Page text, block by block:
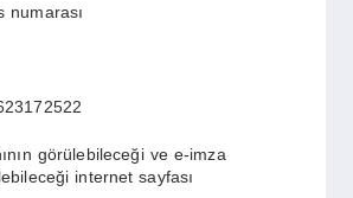
numarası
görülebileceği ve e-imza
internet sayfası